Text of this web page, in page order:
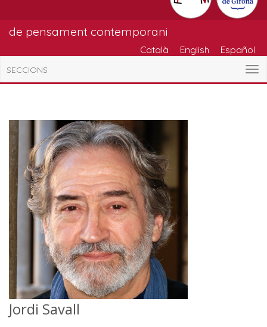
de pensament contemporani
Català English Español
SECCIONS
Jordi Savall